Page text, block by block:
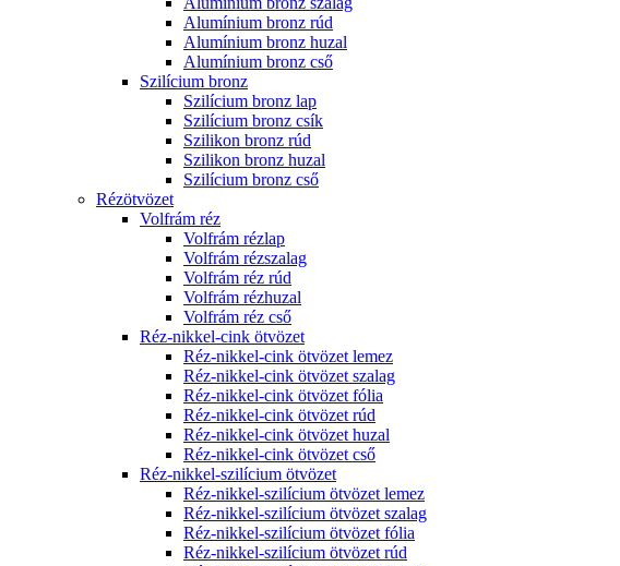
Alumínium bronz rúd
Alumínium bronz huzal
Alumínium bronz cső
Szilícium bronz
Szilícium bronz lap
Szilícium bronz csík
Szilikon bronz rúd
Szilikon bronz huzal
Szilícium bronz cső
Rézötvözet
Volfrám réz
Volfrám rézlap
Volfrám rézszalag
Volfrám réz rúd
Volfrám rézhuzal
Volfrám réz cső
Réz-nikkel-cink ötvözet
Réz-nikkel-cink ötvözet lemez
Réz-nikkel-cink ötvözet szalag
Réz-nikkel-cink ötvözet fólia
Réz-nikkel-cink ötvözet rúd
Réz-nikkel-cink ötvözet huzal
Réz-nikkel-cink ötvözet cső
Réz-nikkel-szilícium ötvözet
Réz-nikkel-szilícium ötvözet lemez
Réz-nikkel-szilícium ötvözet szalag
Réz-nikkel-szilícium ötvözet fólia
Réz-nikkel-szilícium ötvözet rúd